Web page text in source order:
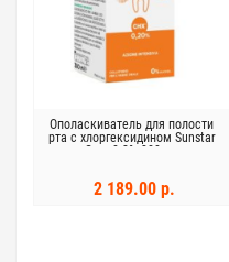
Ополаскиватель для полости
рта с хлоргексидином Sunstar
Gum 0.2% 300 мл
2 189.00 р.